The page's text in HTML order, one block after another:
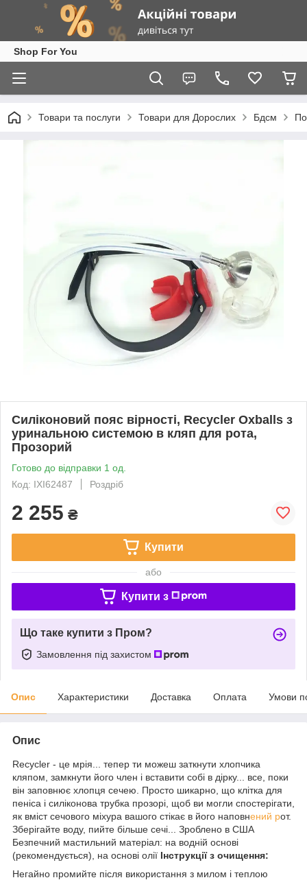
Shop For You
Товари та послуги Товари для Дорослих Бдсм
Силіконовий пояс вірності, Recycler Oxballs з
уринальною системою в кляп для рота,
Прозорий
Готово до відправки 1 од.
Код: IXI62487
Роздріб
2 255 ₴
Купити
або
Купити з
Що таке купити з Пром?
Замовлення під захистом
Опис Характеристики Доставка Оплата Умови
Опис
Recycler - це мрія... тепер ти можеш заткнути хлопчика
кляпом, замкнути його член і вставити собі в дірку... все, поки
він заповнює хлопця сечею. Просто шикарно, що клітка для
пеніса і силіконова трубка прозорі, щоб ви могли спостерігати,
як вміст сечового міхура вашого стікає в його наповнений рот.
Зберігайте воду, пийте більше сечі... Зроблено в США
Безпечний мастильний матеріал: на водній основі
(рекомендується), на основі олії Інструкції з очищення:
Негайно промийте після використання з милом і теплою